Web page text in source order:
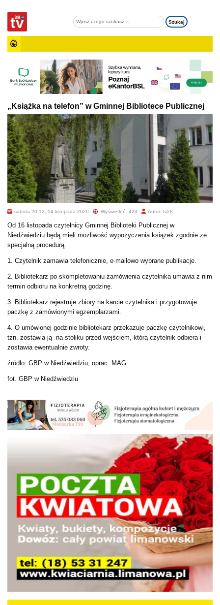
„Książka na telefon” w Gminnej Bibliotece Publicznej
sobota 20:12, 14 listopada 2020 Wyświetleń: 423 Autor: tv28
Od 16 listopada czytelnicy Gminnej Biblioteki Publicznej w
Niedźwiedziu będą mieli możliwość wypożyczenia książek zgodnie ze
specjalną procedurą.
1. Czytelnik zamawia telefonicznie, e-mailowo wybrane publikacje.
2. Bibliotekarz po skompletowaniu zamówienia czytelnika umawia z nim
termin odbioru na konkretną godzinę.
3. Bibliotekarz rejestruje zbiory na karcie czytelnika i przygotowuje
paczkę z zamówionymi egzemplarzami.
4. O umówionej godzinie bibliotekarz przekazuje paczkę czytelnikowi,
tzn. zostawia ją na stoliku przed wejściem, którą czytelnik odbiera i
zostawia ewentualnie zwroty.
źródło: GBP w Niedźwiedziu; oprac. MAG
fot. GBP w Niedźwiedziu